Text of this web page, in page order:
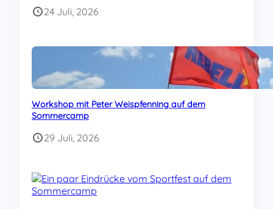
24 Juli, 2026
Workshop mit Peter Weispfenning auf dem
Sommercamp
29 Juli, 2026